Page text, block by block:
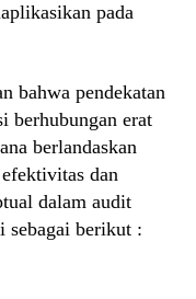
pada
bahwa pendekatan
berhubungan erat
berlandaskan
dan
dalam audit
sebagai berikut :